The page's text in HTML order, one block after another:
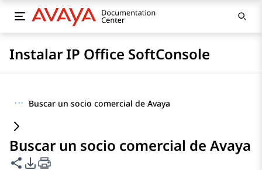
Instalar IP Office SoftConsole
··· Buscar un socio comercial de Avaya
Buscar un socio comercial de Avaya
Compartir esta página
Opciones de exportación de PDF